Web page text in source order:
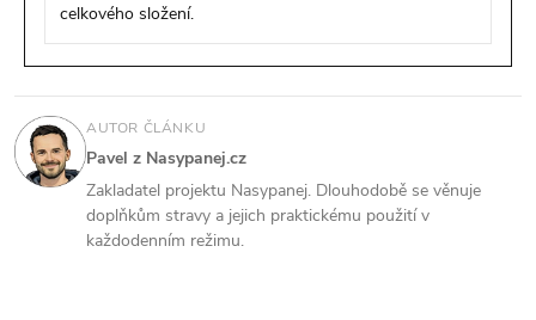
celkového složení.
AUTOR ČLÁNKU
Pavel z Nasypanej.cz
Zakladatel projektu Nasypanej. Dlouhodobě se věnuje
doplňkům stravy a jejich praktickému použití v
každodenním režimu.